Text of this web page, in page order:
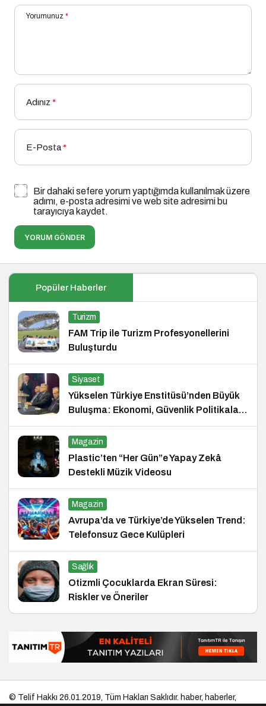
Yorumunuz *
Adınız *
E-Posta*
Bir dahaki sefere yorum yaptığımda kullanılmak üzere
adımı, e-posta adresimi ve web site adresimi bu
tarayıcıya kaydet.
YORUM GÖNDER
Popüler Haberler
Turizm
FAM Trip ile Turizm Profesyonellerini
Buluşturdu
Siyaset
Yükselen Türkiye Enstitüsü’nden Büyük
Buluşma: Ekonomi, Güvenlik Politikaları
ve Hukuk Konferansı
Magazin
Plastic’ten “Her Gün”e Yapay Zekâ
Destekli Müzik Videosu
Magazin
Avrupa’da ve Türkiye’de Yükselen Trend:
Telefonsuz Gece Kulüpleri
Sağlık
Otizmli Çocuklarda Ekran Süresi:
Riskler ve Öneriler
© Telif Hakkı 26.01.2019, Tüm Hakları Saklıdır. haber, haberler,